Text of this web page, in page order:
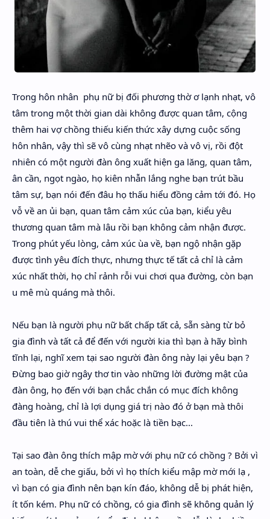
Trong hôn nhân phụ nữ bị đối phương thờ ơ lạnh nhạt, vô
tâm trong một thời gian dài không được quan tâm, cộng
thêm hai vợ chồng thiếu kiến thức xây dựng cuộc sống
hôn nhân, vậy thì sẽ vô cùng nhạt nhẽo và vô vị, rồi đột
nhiên có một người đàn ông xuất hiện ga lăng, quan tâm,
ân cần, ngọt ngào, họ kiên nhẫn lắng nghe bạn trút bầu
tâm sự, bạn nói đến đâu họ thấu hiểu đồng cảm tới đó. Họ
vỗ về an ủi bạn, quan tâm cảm xúc của bạn, kiểu yêu
thương quan tâm mà lâu rồi bạn không cảm nhận được.
Trong phút yếu lòng, cảm xúc ùa về, bạn ngộ nhận gặp
được tình yêu đích thực, nhưng thực tế tất cả chỉ là cảm
xúc nhất thời, họ chỉ rảnh rỗi vui chơi qua đường, còn bạn
u mê mù quáng mà thôi.
Nếu bạn là người phụ nữ bất chấp tất cả, sẵn sàng từ bỏ
gia đình và tất cả để đến với người kia thì bạn à hãy bình
tĩnh lại, nghĩ xem tại sao người đàn ông này lại yêu bạn ?
Đừng bao giờ ngây thơ tin vào những lời đường mật của
đàn ông, họ đến với bạn chắc chắn có mục đích không
đàng hoàng, chỉ là lợi dụng giá trị nào đó ở bạn mà thôi
đầu tiên là thú vui thể xác hoặc là tiền bạc...
Tại sao đàn ông thích mập mờ với phụ nữ có chồng ? Bởi vì
an toàn, dễ che giấu, bởi vì họ thích kiểu mập mờ mới lạ ,
vì bạn có gia đình nên bạn kín đáo, không dễ bị phát hiện,
ít tốn kém. Phụ nữ có chồng, có gia đình sẽ không quản lý